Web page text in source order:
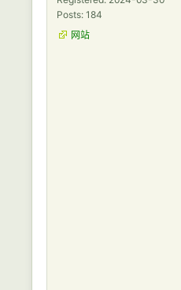
Posts: 184
网站